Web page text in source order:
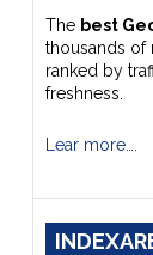
The best
thousands of
ranked by
freshness.
Lear more….